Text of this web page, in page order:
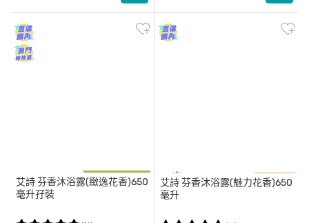
艾詩芬香沐浴露(緻逸花香)650
毫升孖裝
艾詩芬香沐浴露(魅力花香)650
毫升